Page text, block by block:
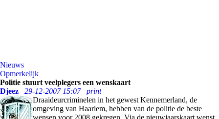
Nieuws
Opmerkelijk
Politie stuurt veelplegers een wenskaart
Djeez
29-12-2007 15:07
print
Draaideurcriminelen in het gewest Kennemerland, de
omgeving van Haarlem, hebben van de politie de beste
wensen voor 2008 gekregen. Via de nieuwjaarskaart wenst